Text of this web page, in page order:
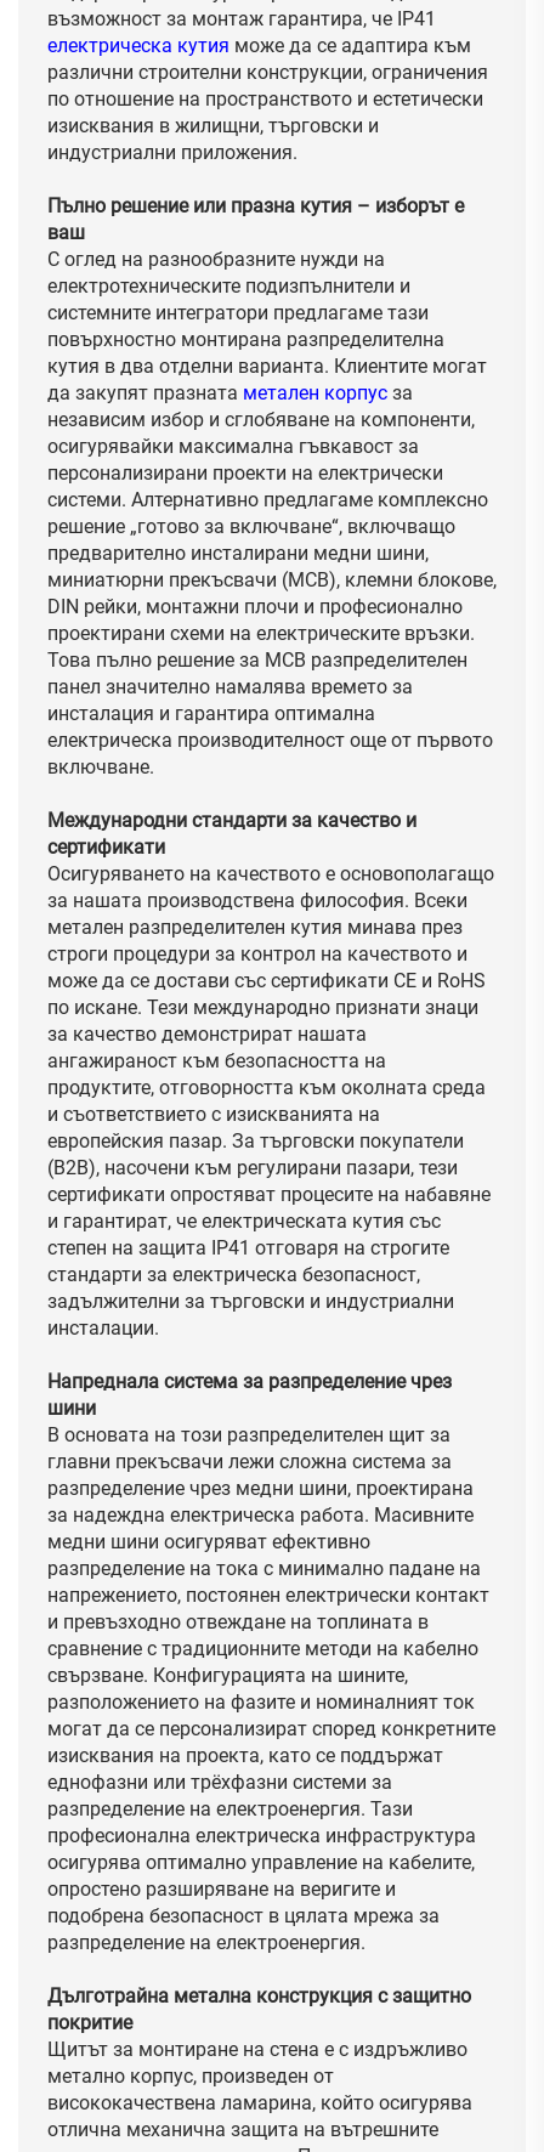
възможност за монтаж гарантира, че IP41
електрическа кутия може да се адаптира към
различни строителни конструкции, ограничения
по отношение на пространството и естетически
изисквания в жилищни, търговски и
индустриални приложения.
Пълно решение или празна кутия – изборът е
ваш
С оглед на разнообразните нужди на
електротехническите подизпълнители и
системните интегратори предлагаме тази
повърхностно монтирана разпределителна
кутия в два отделни варианта. Клиентите могат
да закупят празната метален корпус за
независим избор и сглобяване на компоненти,
осигурявайки максимална гъвкавост за
персонализирани проекти на електрически
системи. Алтернативно предлагаме комплексно
решение „готово за включване“, включващо
предварително инсталирани медни шини,
миниатюрни прекъсвачи (MCB), клемни блокове,
DIN рейки, монтажни плочи и професионално
проектирани схеми на електрическите връзки.
Това пълно решение за MCB разпределителен
панел значително намалява времето за
инсталация и гарантира оптимална
електрическа производителност още от първото
включване.
Международни стандарти за качество и
сертификати
Осигуряването на качеството е основополагащо
за нашата производствена философия. Всеки
метален разпределителен кутия минава през
строги процедури за контрол на качеството и
може да се достави със сертификати CE и RoHS
по искане. Тези международно признати знаци
за качество демонстрират нашата
ангажираност към безопасността на
продуктите, отговорността към околната среда
и съответствието с изискванията на
европейския пазар. За търговски покупатели
(B2B), насочени към регулирани пазари, тези
сертификати опростяват процесите на набавяне
и гарантират, че електрическата кутия със
степен на защита IP41 отговаря на строгите
стандарти за електрическа безопасност,
задължителни за търговски и индустриални
инсталации.
Напреднала система за разпределение чрез
шини
В основата на този разпределителен щит за
главни прекъсвачи лежи сложна система за
разпределение чрез медни шини, проектирана
за надеждна електрическа работа. Масивните
медни шини осигуряват ефективно
разпределение на тока с минимално падане на
напрежението, постоянен електрически контакт
и превъзходно отвеждане на топлината в
сравнение с традиционните методи на кабелно
свързване. Конфигурацията на шините,
разположението на фазите и номиналният ток
могат да се персонализират според конкретните
изисквания на проекта, като се поддържат
еднофазни или трёхфазни системи за
разпределение на електроенергия. Тази
професионална електрическа инфраструктура
осигурява оптимално управление на кабелите,
опростено разширяване на веригите и
подобрена безопасност в цялата мрежа за
разпределение на електроенергия.
Дълготрайна метална конструкция с защитно
покритие
Щитът за монтиране на стена е с издръжливо
метално корпус, произведен от
висококачествена ламарина, който осигурява
отлична механична защита на вътрешните